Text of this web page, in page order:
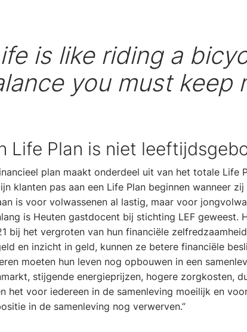
is like riding a
you must keep
Life Plan is niet
plan maakt onderdeel uit van het totale Life
klanten pas aan een Life Plan beginnen wanneer
is voor volwassenen al lastig, maar voor
is Heuten gastdocent bij stichting LEF geweest.
bij het vergroten van hun financiële
en inzicht in geld, kunnen ze betere financiële
moeten hun leven nog opbouwen in een
stijgende energieprijzen, hogere zorgkosten,
het voor iedereen in de samenleving moeilijk en
in de samenleving nog verwerven.”